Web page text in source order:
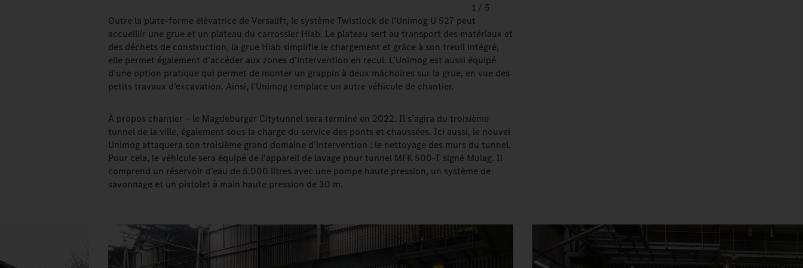
1 / 5
Outre la plate-forme élévatrice de Versalift, le système Twistlock de l’Unimog U 527 peut
accueillir une grue et un plateau du carrossier Hiab. Le plateau sert au transport des matériaux et
des déchets de construction, la grue Hiab simplifie le chargement et grâce à son treuil intégré,
elle permet également d’accéder aux zones d’intervention en recul. L’Unimog est aussi équipé
d’une option pratique qui permet de monter un grappin à deux mâchoires sur la grue, en vue des
petits travaux d’excavation. Ainsi, l’Unimog remplace un autre véhicule de chantier.
À propos chantier – le Magdeburger Citytunnel sera terminé en 2022. Il s’agira du troisième
tunnel de la ville, également sous la charge du service des ponts et chaussées. Ici aussi, le nouvel
Unimog attaquera son troisième grand domaine d’intervention : le nettoyage des murs du tunnel.
Pour cela, le véhicule sera équipé de l’appareil de lavage pour tunnel MFK 500-T signé Mulag. Il
comprend un réservoir d’eau de 5.000 litres avec une pompe haute pression, un système de
savonnage et un pistolet à main haute pression de 30 m.